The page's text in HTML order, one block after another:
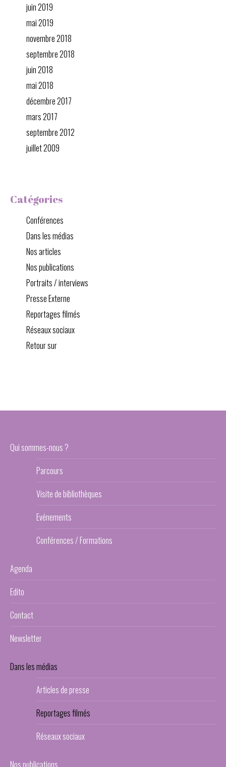
juin 2019
mai 2019
novembre 2018
septembre 2018
juin 2018
mai 2018
décembre 2017
mars 2017
septembre 2012
juillet 2009
Catégories
Conférences
Dans les médias
Nos articles
Nos publications
Portraits / interviews
Presse Externe
Reportages filmés
Réseaux sociaux
Retour sur
Qui sommes-nous ?
Parcours
Visite de bibliothèques
Evénements
Conférences / Formations
Agenda
Edito
Contact
Newsletter
Dans les médias
Articles de presse
Reportages filmés
Réseaux sociaux
Nos publications